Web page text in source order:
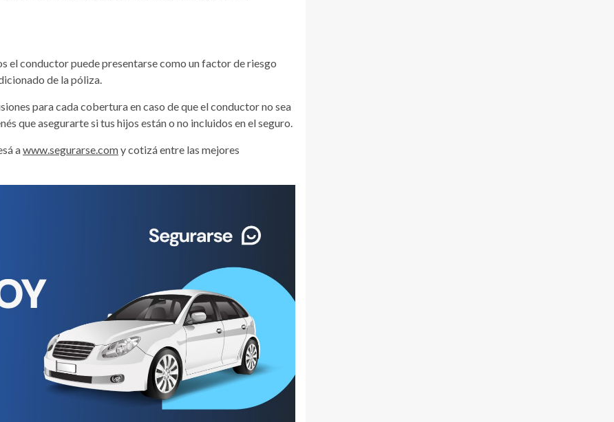
el conductor puede presentarse como un factor de riesgo
de la póliza.
para cada cobertura en caso de que el conductor no sea
que asegurarte si tus hijos están o no incluidos en el seguro.
awww.segurarse.comy cotizá entre las mejores